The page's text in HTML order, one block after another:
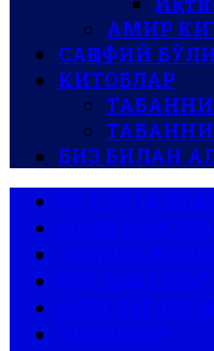
АМИР
САҚОФИЙ
КИТОБЛАР
БИЗ БИЛАН